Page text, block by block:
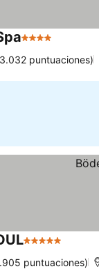
4 Estrellas
puntuaciones)
5 Estrellas
puntuaciones)